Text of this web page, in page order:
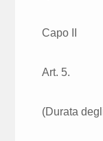
Capo II
Art. 5.
(Durata